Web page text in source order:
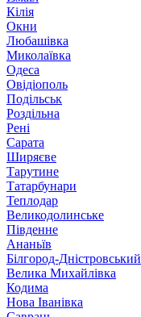
Кілія
Окни
Любашівка
Миколаївка
Одеса
Овідіополь
Подільськ
Роздільна
Рені
Сарата
Ширяєве
Тарутине
Татарбунари
Теплодар
Великодолинське
Південне
Ананьїв
Білгород-Дністровський
Велика Михайлівка
Кодима
Нова Іванівка